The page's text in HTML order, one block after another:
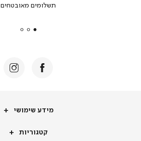
secure
תשלומים מאובטחים
מידע
מידע שימושי
קטגוריותקטגוריות